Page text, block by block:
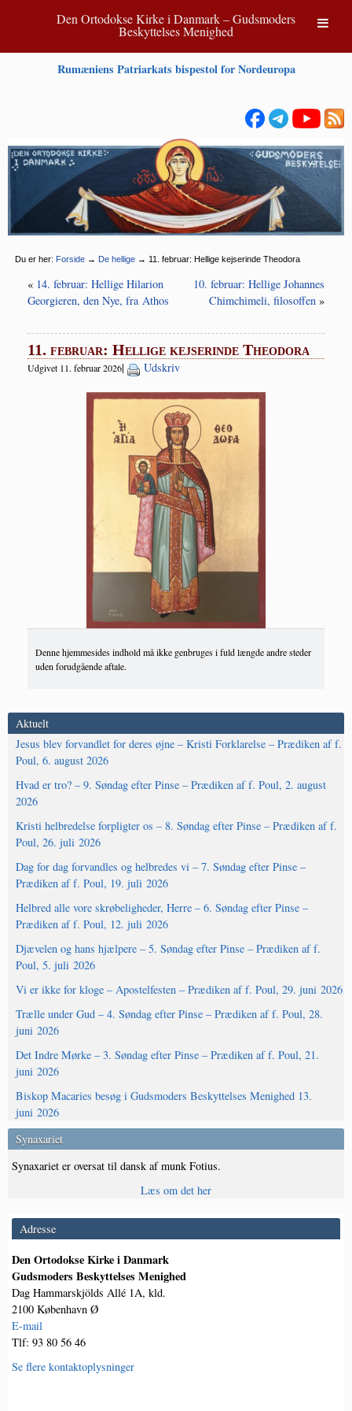
Den Ortodokse Kirke i Danmark – Gudsmoders
Beskyttelses Menighed
Rumæniens Patriarkats bispestol for Nordeuropa
Du er her: Forside → De hellige → 11. februar: Hellige kejserinde Theodora
« 14. februar: Hellige Hilarion
Georgieren, den Nye, fra Athos
10. februar: Hellige Johannes
Chimchimeli, filosoffen »
11. februar: Hellige kejserinde Theodora
Udgivet 11. februar 2026| Udskriv
Denne hjemmesides indhold må ikke genbruges i fuld længde andre steder
uden forudgående aftale.
Aktuelt
Jesus blev forvandlet for deres øjne – Kristi Forklarelse – Prædiken af f.
Poul, 6. august 2026
Hvad er tro? – 9. Søndag efter Pinse – Prædiken af f. Poul, 2. august
2026
Kristi helbredelse forpligter os – 8. Søndag efter Pinse – Prædiken af f.
Poul, 26. juli 2026
Dag for dag forvandles og helbredes vi – 7. Søndag efter Pinse –
Prædiken af f. Poul, 19. juli 2026
Helbred alle vore skrøbeligheder, Herre – 6. Søndag efter Pinse –
Prædiken af f. Poul, 12. juli 2026
Djævelen og hans hjælpere – 5. Søndag efter Pinse – Prædiken af f.
Poul, 5. juli 2026
Vi er ikke for kloge – Apostelfesten – Prædiken af f. Poul, 29. juni 2026
Trælle under Gud – 4. Søndag efter Pinse – Prædiken af f. Poul, 28.
juni 2026
Det Indre Mørke – 3. Søndag efter Pinse – Prædiken af f. Poul, 21.
juni 2026
Biskop Macaries besøg i Gudsmoders Beskyttelses Menighed 13.
juni 2026
Synaxariet
Synaxariet er oversat til dansk af munk Fotius.
Læs om det her
Adresse
Den Ortodokse Kirke i Danmark
Gudsmoders Beskyttelses Menighed
Dag Hammarskjölds Allé 1A, kld.
2100 København Ø
E-mail
Tlf: 93 80 56 46
Se flere kontaktoplysninger